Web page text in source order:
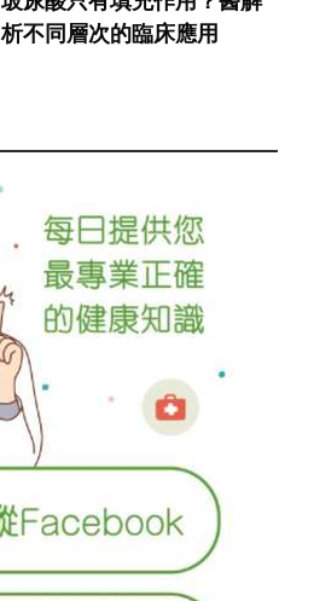
析不同層次的臨床應用